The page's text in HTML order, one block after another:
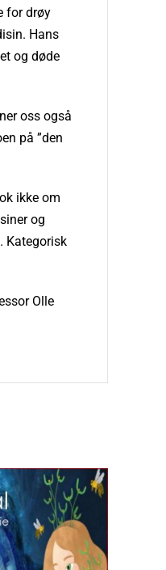
for drøy
Hans
og døde
oss også
på ”den
ikke om
og
Kategorisk
Olle